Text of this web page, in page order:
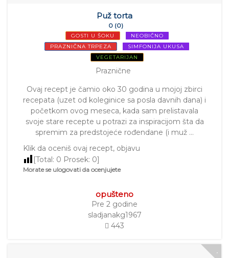
Puž torta
0 (0)
GOSTI U ŠOKU
NEOBIČNO
PRAZNIČNA TRPEZA
SIMFONIJA UKUSA
VEGETARIJAN
Praznične
Ovaj recept je čamio oko 30 godina u mojoj zbirci
recepata (uzet od koleginice sa posla davnih dana) i
početkom ovog meseca, kada sam prelistavala
svoje stare recepte u potrazi za inspiracijom šta da
spremim za predstojeće rođendane (i muž …
Klik da oceniš ovaj recept, objavu
[Total: 0 Prosek: 0]
Morate se ulogovati da ocenjujete
opušteno
Pre 2 godine
sladjanakg1967
443